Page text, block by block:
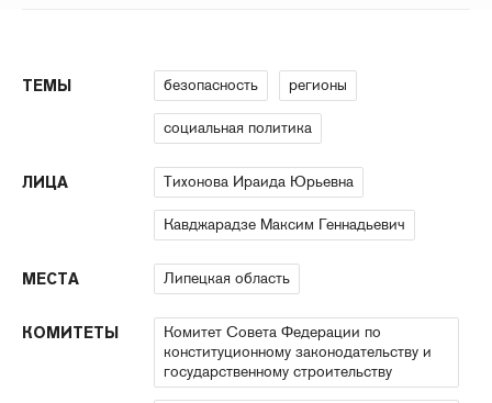
ТЕМЫ безопасность регионы
социальная политика
ЛИЦА Тихонова Ираида Юрьевна
Кавджарадзе Максим Геннадьевич
МЕСТА Липецкая область
КОМИТЕТЫ
Комитет Совета Федерации по
конституционному законодательству и
государственному строительству